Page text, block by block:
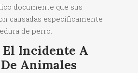
documente que sus
causadas específicamente
de perro.
El Incidente A
Animales